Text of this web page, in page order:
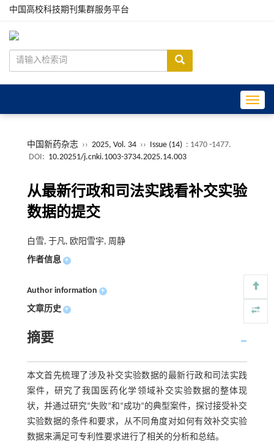
中国高校科技期刊集群服务平台
中国新药杂志 ›› 2025, Vol. 34 ›› Issue (14) : 1470 -1477.
DOI: 10.20251/j.cnki.1003-3734.2025.14.003
从最新行政和司法实践看补交实验
数据的提交
白雪, 于凡, 欧阳雪宇, 周静
作者信息 +
Author information +
文章历史 +
摘要
本文首先梳理了涉及补交实验数据的最新行政和司法实践
案件，研究了我国医药化学领域补交实验数据的整体现
状，并通过研究“失败”和“成功”的典型案件，探讨接受补交
实验数据的条件和要求，从不同角度对如何有效补交实验
数据来满足可专利性要求进行了相关的分析和总结。